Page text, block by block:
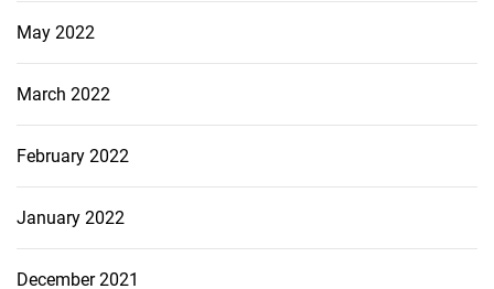
May 2022
March 2022
February 2022
January 2022
December 2021